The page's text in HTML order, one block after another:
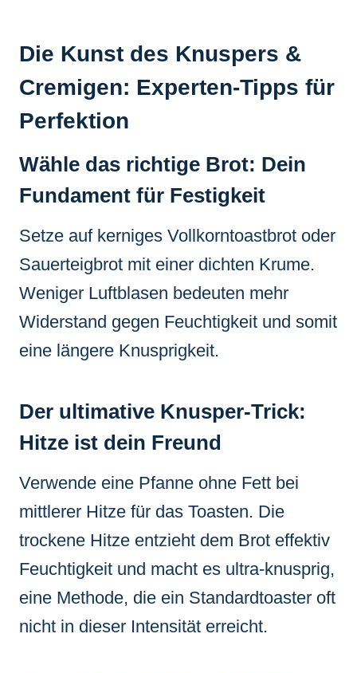
Die Kunst des Knuspers &
Cremigen: Experten-Tipps für
Perfektion
Wähle das richtige Brot: Dein
Fundament für Festigkeit
Setze auf kerniges Vollkorntoastbrot oder
Sauerteigbrot mit einer dichten Krume.
Weniger Luftblasen bedeuten mehr
Widerstand gegen Feuchtigkeit und somit
eine längere Knusprigkeit.
Der ultimative Knusper-Trick:
Hitze ist dein Freund
Verwende eine Pfanne ohne Fett bei
mittlerer Hitze für das Toasten. Die
trockene Hitze entzieht dem Brot effektiv
Feuchtigkeit und macht es ultra-knusprig,
eine Methode, die ein Standardtoaster oft
nicht in dieser Intensität erreicht.